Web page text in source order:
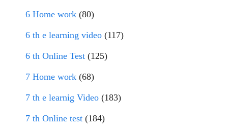
6 Home work (80)
6 th e learning video (117)
6 th Online Test (125)
7 Home work (68)
7 th e learnig Video (183)
7 th Online test (184)